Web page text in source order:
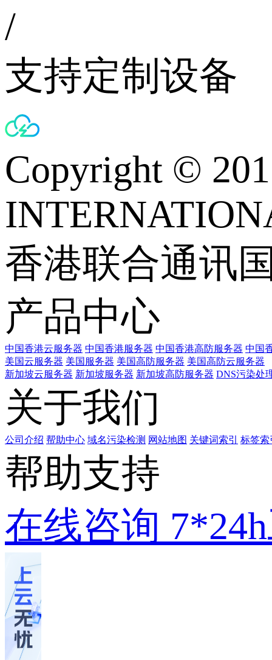
/
支持定制设备
Copyright ©
香港联合通讯
产品中心
中国香港云服务器 中国香港服务器 中国香港高防服务器 中国
美国云服务器 美国服务器 美国高防服务器 美国高防云服务器
新加坡云服务器 新加坡服务器 新加坡高防服务器 DNS污染处
关于我们
公司介绍 帮助中心 域名污染检测 网站地图 关键词索引 标签索
帮助支持
在线咨询